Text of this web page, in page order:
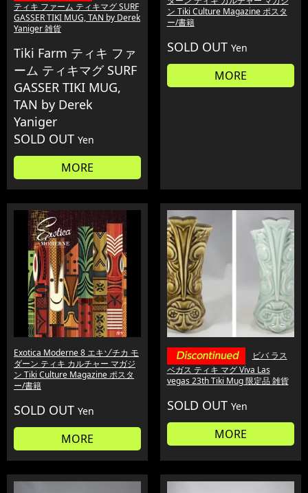
ティキ ファーム ティキマグ SURF
GASSER TIKI MUG, TAN by Derek
Yaniger 雑貨
Tiki Farm ティキ ファ
ーム ティキマグ SURF
GASSER TIKI MUG,
TAN by Derek
Yaniger
SOLD OUT Yen
MORE
ン Tiki Culture Magazine ポスタ
ー/書籍
SOLD OUT Yen
MORE
Exotica Moderne 8 エキゾチカ モ
ダーン ティキ カルチャー マガジ
ン Tiki Culture Magazine ポスタ
ー/書籍
SOLD OUT Yen
MORE
ビバ ラス
ベガス ティキ マグ Viva Las
vegas 23th Tiki Mug 限定品 雑貨
SOLD OUT Yen
MORE